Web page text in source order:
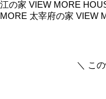
江の家 VIEW MORE
MORE 太宰府の家 VIEW
＼ こ